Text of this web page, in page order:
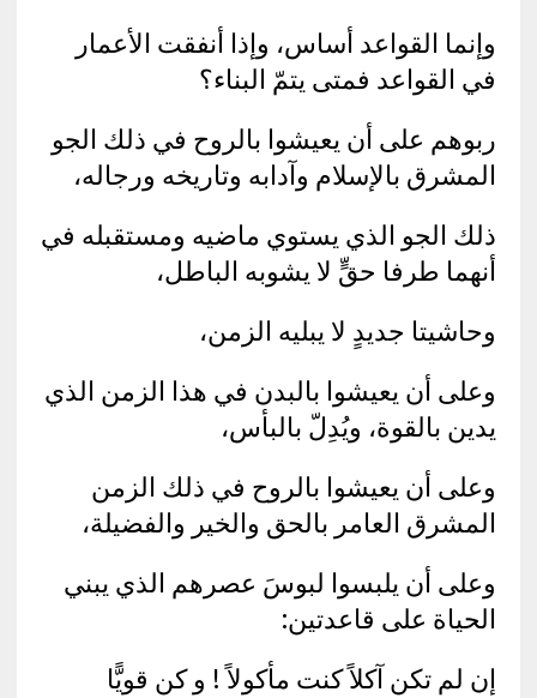
وإنما القواعد أساس، وإذا أنفقت الأعمار
في القواعد فمتى يتمّ البناء؟
ربوهم على أن يعيشوا بالروح في ذلك الجو
المشرق بالإسلام وآدابه وتاريخه ورجاله،
ذلك الجو الذي يستوي ماضيه ومستقبله في
أنهما طرفا حقٍّ لا يشوبه الباطل،
وحاشيتا جديدٍ لا يبليه الزمن،
وعلى أن يعيشوا بالبدن في هذا الزمن الذي
يدين بالقوة، ويُدِلّ بالبأس،
وعلى أن يعيشوا بالروح في ذلك الزمن
المشرق العامر بالحق والخير والفضيلة،
وعلى أن يلبسوا لبوسَ عصرهم الذي يبني
الحياة على قاعدتين:
إن لم تكن آكلاً كنت مأكولاً ! و كن قويًّا